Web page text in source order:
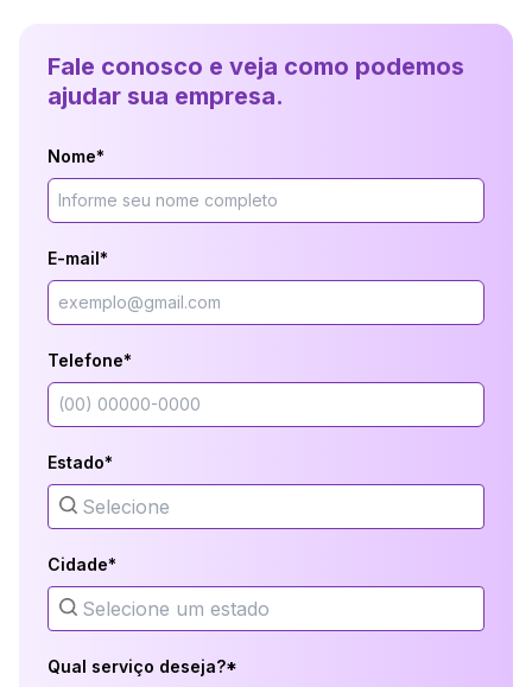
Fale conosco e veja como podemos
ajudar sua empresa.
Nome*
E-mail*
Telefone*
Estado*
Cidade*
Qual serviço deseja?*